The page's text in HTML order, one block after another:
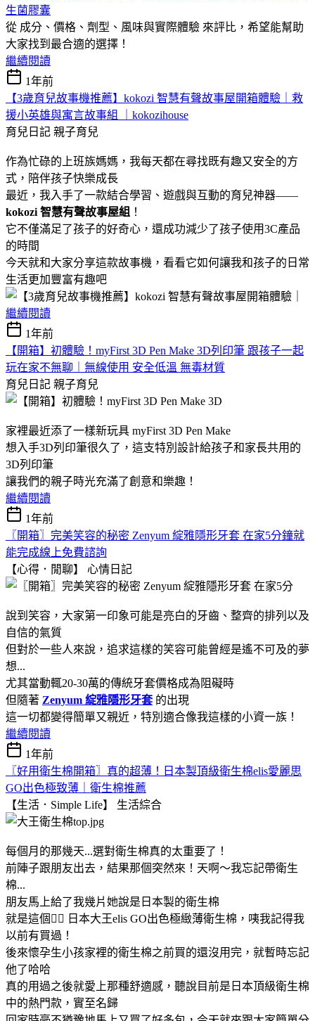
生菌膠囊
從 成分、價格、劑型、風味與實際體驗 來評比，希望能幫助
大家找到最合適的選擇！
繼續閱讀
1年前
【3歲育兒故事機推薦】kokozi 智慧有聲故事屋開箱體驗｜救
援小英雄與寓言故事組 ｜kokozihouse
育兒日記 親子育兒
作為忙碌的上班族媽媽，我每天都在尋找既有趣又安全的方
式，陪伴孩子快樂成長
最近，我入手了一款結合學習、遊戲與互動的育兒神器——
kokozi 智慧有聲故事屋組 ！
它不僅滿足了孩子的好奇心，還成功減少了孩子使用3C產品
的時間
今天就和大家分享這款故事機，看看它如何讓我和孩子的日常
生活更加豐富有趣吧
繼續閱讀
1年前
【開箱】初體驗！myFirst 3D Pen Make 3D列印筆 跟孩子一起
玩在家不無聊｜無線使用 安全低溫 無毒材質
育兒日記 親子育兒
家裡最近添了一樣新玩具 myFirst 3D Pen Make
想入手3D列印筆很久了，這支特別設計給孩子和家長共用的
3D列印筆
讓我們的親子時光充滿了創意和樂趣！
繼續閱讀
1年前
〖開箱〗完美笑容的秘密 Zenyum 綻雅隱形牙套 在家5分鐘就
能完成線上免費諮詢
【心得．閒聊】 心情日記
說到笑容，大家第一印象可能是亮白的牙齒、整齊的排列以及
自信的氣質
但對於一些人來說，追求這樣的笑容可能曾經是遙不可及的夢
想...
尤其當動輒20-30萬的傳統牙套價格成為阻礙時
但隨著 Zenyum 綻雅隱形牙套的出現
這一切都變得簡單又親近，特別適合像我這樣的小資一族！
繼續閱讀
1年前
〖好用衛生棉開箱〗真的超薄！日本製頂級衛生棉elis愛麗思
GO出色極致薄｜衛生棉推薦
【生活．Simple Life】 生活綜合
每個月的那幾天...選對衛生棉真的太重要了！
前陣子跟朋友出去，結果那個突然來！天啊～我忘記帶衛生
棉...
朋友馬上給了我幾片她說是日本製的衛生棉
就是這個👉🏻 日本大王elis GO出色極緻薄衛生棉，咦我記得我
以前有買過！
後來懷孕生小孩家裡的衛生棉之前買的還沒用完，就暫時忘記
他了哈哈
真的用過之後就愛上那種舒適感，聽說目前是日本頂級衛生棉
中的熱門款，實至名歸